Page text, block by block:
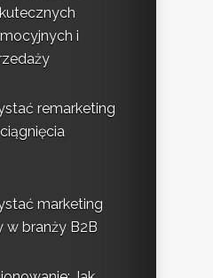
i
remarketing
marketing
branży B2B